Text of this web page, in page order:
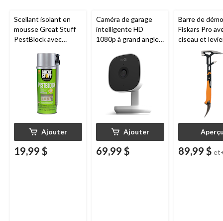
Scellant isolant en
mousse Great Stuff
PestBlock avec
intelligent, usage
intérieur/extérieur, 12
Ajouter
19,99 $
Caméra de garage
intelligente HD
1080p à grand angle
nocturne, résistante
aux intempéries
Ajouter
69,99 $
Barre de
Fiskars Pro
ciseau et
de tailles
89,99 $